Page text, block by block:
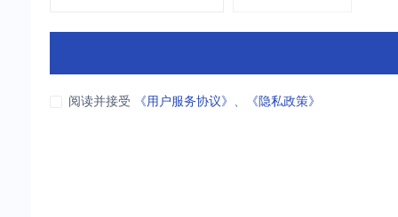
阅读并接受 《用户服务协议》 、 《隐私政策》